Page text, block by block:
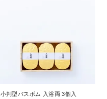
小判型バスボム 入浴両 3個入